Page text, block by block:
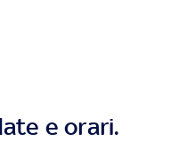
e orari.